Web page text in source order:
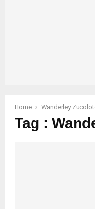
Home Wanderley
Tag :